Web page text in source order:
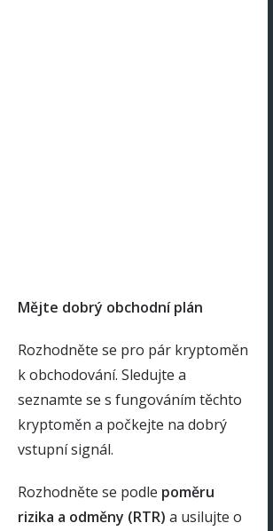
Mějte dobrý obchodní plán
Rozhodněte se pro pár kryptoměn
k obchodování. Sledujte a
seznamte se s fungováním těchto
kryptoměn a počkejte na dobrý
vstupní signál.
Rozhodněte se podle poměru
rizika a odměny (RTR) a usilujte o